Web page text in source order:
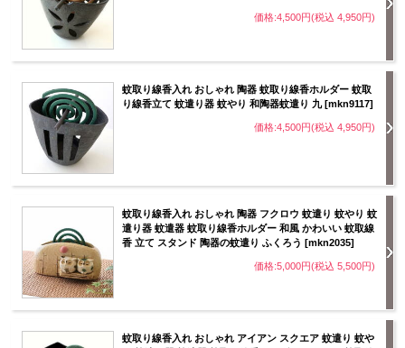
価格:4,500円(税込 4,950円)
蚊取り線香入れ おしゃれ 陶器 蚊取り線香ホルダー 蚊取
り線香立て 蚊遣り器 蚊やり 和陶器蚊遣り 九 [mkn9117]
価格:4,500円(税込 4,950円)
蚊取り線香入れ おしゃれ 陶器 フクロウ 蚊遣り 蚊やり 蚊
遣り器 蚊遣器 蚊取り線香ホルダー 和風 かわいい 蚊取線
香 立て スタンド 陶器の蚊遣り ふくろう [mkn2035]
価格:5,000円(税込 5,500円)
蚊取り線香入れ おしゃれ アイアン スクエア 蚊遣り 蚊や